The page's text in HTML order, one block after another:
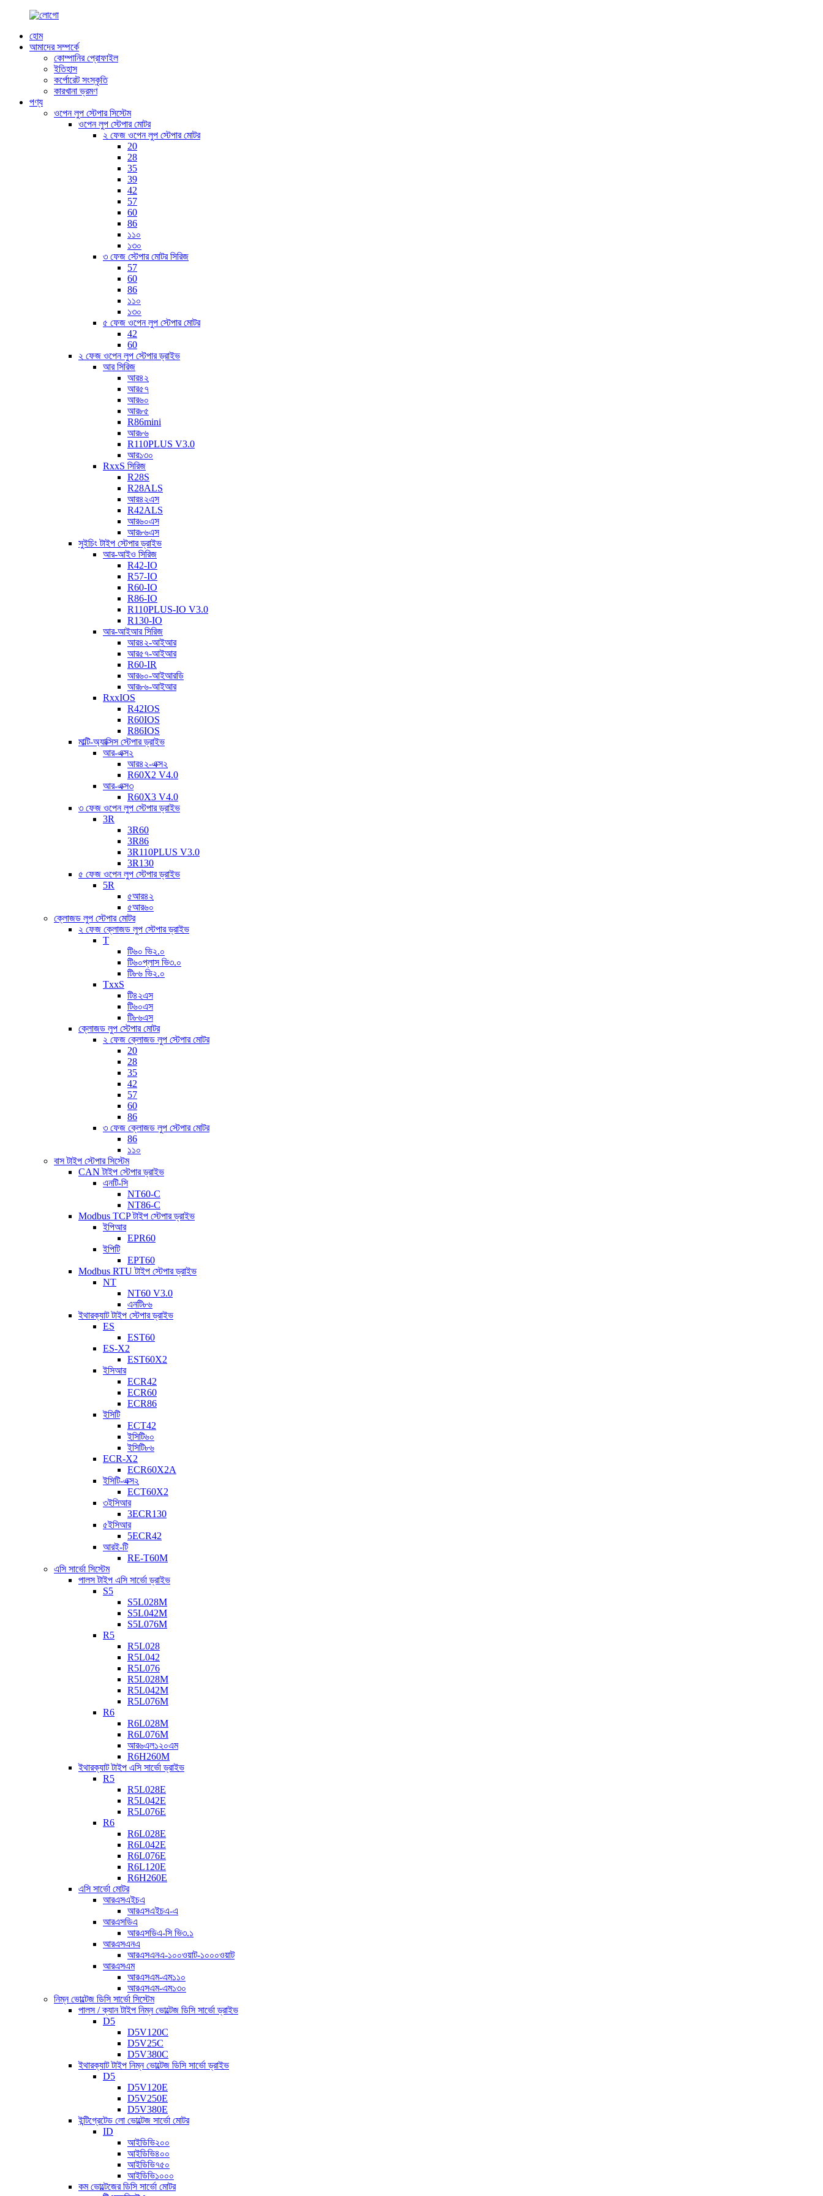
হোম
আমাদের সম্পর্কে
কোম্পানির প্রোফাইল
ইতিহাস
কর্পোরেট সংস্কৃতি
কারখানা ভ্রমণ
পণ্য
ওপেন লুপ স্টেপার সিস্টেম
ওপেন লুপ স্টেপার মোটর
২ ফেজ ওপেন লুপ স্টেপার মোটর
20
28
35
39
42
57
60
86
১১০
১৩০
৩ ফেজ স্টেপার মোটর সিরিজ
57
60
86
১১০
১৩০
৫ ফেজ ওপেন লুপ স্টেপার মোটর
42
60
২ ফেজ ওপেন লুপ স্টেপার ড্রাইভ
আর সিরিজ
আর৪২
আর৫৭
আর৬০
আর৮৫
R86mini
আর৮৬
R110PLUS V3.0
আর১৩০
RxxS সিরিজ
R28S
R28ALS
আর৪২এস
R42ALS
আর৬০এস
আর৮৬এস
সুইচিং টাইপ স্টেপার ড্রাইভ
আর-আইও সিরিজ
R42-IO
R57-IO
R60-IO
R86-IO
R110PLUS-IO V3.0
R130-IO
আর-আইআর সিরিজ
আর৪২-আইআর
আর৫৭-আইআর
R60-IR
আর৬০-আইআরডি
আর৮৬-আইআর
RxxIOS
R42IOS
R60IOS
R86IOS
মাল্টি-অ্যাক্সিস স্টেপার ড্রাইভ
আর-এক্স২
আর৪২-এক্স২
R60X2 V4.0
আর-এক্স৩
R60X3 V4.0
৩ ফেজ ওপেন লুপ স্টেপার ড্রাইভ
3R
3R60
3R86
3R110PLUS V3.0
3R130
৫ ফেজ ওপেন লুপ স্টেপার ড্রাইভ
5R
৫আর৪২
৫আর৬০
ক্লোজড লুপ স্টেপার মোটর
২ ফেজ ক্লোজড লুপ স্টেপার ড্রাইভ
T
টি৬০ ভি২.০
টি৬০প্লাস ভি৩.০
টি৮৬ ভি২.০
TxxS
টি৪২এস
টি৬০এস
টি৮৬এস
ক্লোজড লুপ স্টেপার মোটর
২ ফেজ ক্লোজড লুপ স্টেপার মোটর
20
28
35
42
57
60
86
৩ ফেজ ক্লোজড লুপ স্টেপার মোটর
86
১১০
বাস টাইপ স্টেপার সিস্টেম
CAN টাইপ স্টেপার ড্রাইভ
এনটি-সি
NT60-C
NT86-C
Modbus TCP টাইপ স্টেপার ড্রাইভ
ইপিআর
EPR60
ইপিটি
EPT60
Modbus RTU টাইপ স্টেপার ড্রাইভ
NT
NT60 V3.0
এনটি৮৬
ইথারক্যাট টাইপ স্টেপার ড্রাইভ
ES
EST60
ES-X2
EST60X2
ইসিআর
ECR42
ECR60
ECR86
ইসিটি
ECT42
ইসিটি৬০
ইসিটি৮৬
ECR-X2
ECR60X2A
ইসিটি-এক্স২
ECT60X2
৩ইসিআর
3ECR130
৫ইসিআর
5ECR42
আরই-টি
RE-T60M
এসি সার্ভো সিস্টেম
পালস টাইপ এসি সার্ভো ড্রাইভ
S5
S5L028M
S5L042M
S5L076M
R5
R5L028
R5L042
R5L076
R5L028M
R5L042M
R5L076M
R6
R6L028M
R6L076M
আর৬এল১২০এম
R6H260M
ইথারক্যাট টাইপ এসি সার্ভো ড্রাইভ
R5
R5L028E
R5L042E
R5L076E
R6
R6L028E
R6L042E
R6L076E
R6L120E
R6H260E
এসি সার্ভো মোটর
আরএসএইচএ
আরএসএইচএ-এ
আরএসডিএ
আরএসডিএ-সি ভি৩.১
আরএসএনএ
আরএসএনএ-১০০ওয়াট-১০০০ওয়াট
আরএসএম
আরএসএম-এম১১০
আরএসএম-এম১৩০
নিম্ন ভোল্টেজ ডিসি সার্ভো সিস্টেম
পালস / ক্যান টাইপ নিম্ন ভোল্টেজ ডিসি সার্ভো ড্রাইভ
D5
D5V120C
D5V25C
D5V380C
ইথারক্যাট টাইপ নিম্ন ভোল্টেজ ডিসি সার্ভো ড্রাইভ
D5
D5V120E
D5V250E
D5V380E
ইন্টিগ্রেটেড লো ভোল্টেজ সার্ভো মোটর
ID
আইডিভি২০০
আইডিভি৪০০
আইডিভি৭৫০
আইডিভি১০০০
কম ভোল্টেজের ডিসি সার্ভো মোটর